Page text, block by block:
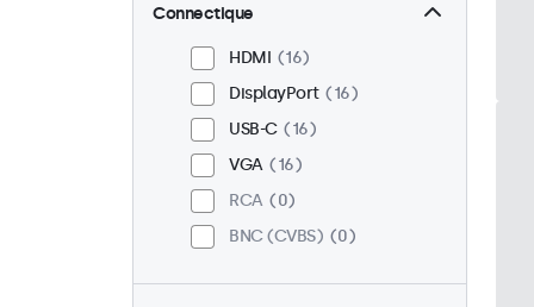
Connectique
HDMI
16
DisplayPort
16
USB-C
16
VGA
16
RCA
0
BNC (CVBS)
0